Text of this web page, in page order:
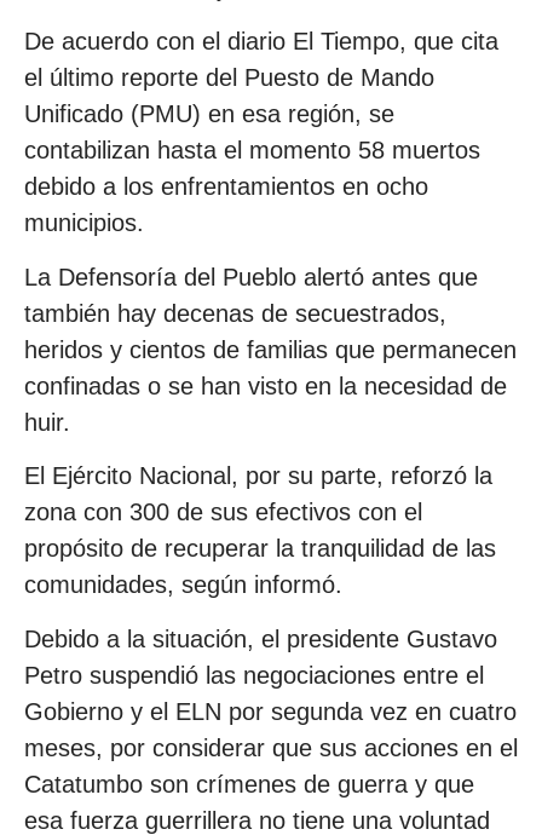
De acuerdo con el diario El Tiempo, que cita
el último reporte del Puesto de Mando
Unificado (PMU) en esa región, se
contabilizan hasta el momento 58 muertos
debido a los enfrentamientos en ocho
municipios.
La Defensoría del Pueblo alertó antes que
también hay decenas de secuestrados,
heridos y cientos de familias que permanecen
confinadas o se han visto en la necesidad de
huir.
El Ejército Nacional, por su parte, reforzó la
zona con 300 de sus efectivos con el
propósito de recuperar la tranquilidad de las
comunidades, según informó.
Debido a la situación, el presidente Gustavo
Petro suspendió las negociaciones entre el
Gobierno y el ELN por segunda vez en cuatro
meses, por considerar que sus acciones en el
Catatumbo son crímenes de guerra y que
esa fuerza guerrillera no tiene una voluntad